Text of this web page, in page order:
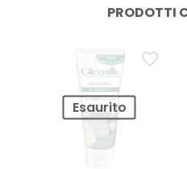
PRODOTTI
Esaurito